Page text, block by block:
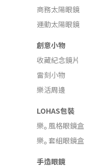
商務太陽眼鏡
運動太陽眼鏡
創意小物
收藏紀念鏡片
雷刻小物
樂活周邊
LOHAS包裝
樂ₒ 風格眼鏡盒
樂ₒ 套組眼鏡盒
手造眼鏡